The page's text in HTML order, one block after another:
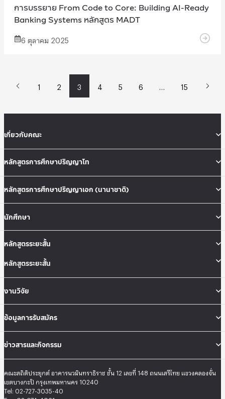
การบรรยาย From Code to Core: Building AI-Ready
Banking Systems หลักสูตร MADT
6 ตุลาคม 2025
1 2 3 4 5 6 15
เกี่ยวกับคณะ
หลักสูตรการศึกษาปริญญาโท
หลักสูตรการศึกษาปริญญาเอก (นานาชาติ)
นักศึกษา
หลักสูตรระยะสั้น
หลักสูตรระยะสั้น
งานวิจัย
ข้อมูลการรับสมัคร
ข่าวสารและกิจกรรม
คณะสถิติประยุกต์ อาคารนวมินทราธิราช ชั้น 12 เลขที่ 148 ถนนเสรีไทย แขวงคลองจั่น
เขตบางกะปิ กรุงเทพมหานคร 10240
Tel: 02-727-3035-40